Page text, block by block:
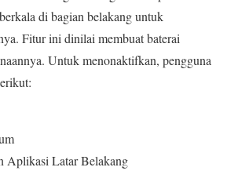
di bagian belakang untuk
Fitur ini dinilai membuat baterai
Untuk menonaktifkan, pengguna
Aplikasi Latar Belakang